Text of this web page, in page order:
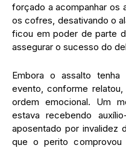
forçado a acompanhar os
os cofres, desativando o
ficou em poder de parte
assegurar o sucesso do
Embora o assalto
evento, conforme
ordem emocional. Um
estava recebendo
aposentado por invalidez
que o perito comprovou